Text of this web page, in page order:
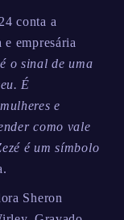
conta a
empresária
o sinal de uma
É
e
como vale
é um símbolo
Sheron